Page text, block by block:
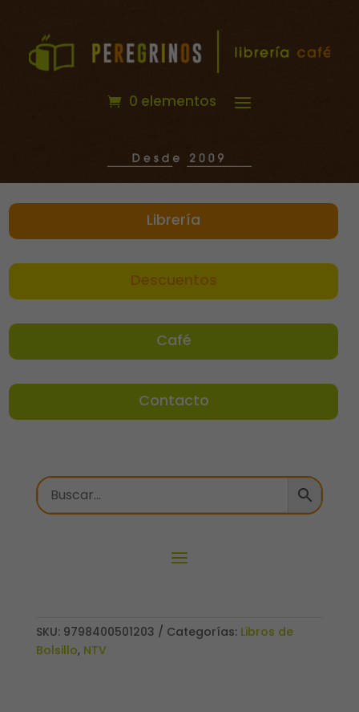
0 elementos
Librería
Descuentos
Café
Contacto
SKU: 9798400501203 Categorías: Libros de
Bolsillo, NTV